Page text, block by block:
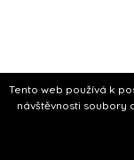
Tento web používá k
návštěvnosti soubory